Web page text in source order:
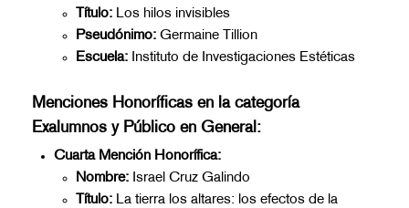
Título: Los hilos invisibles
Pseudónimo: Germaine Tillion
Escuela: Instituto de Investigaciones Estéticas
Menciones Honoríficas en la categoría
Exalumnos y Público en General:
Cuarta Mención Honorífica:
Nombre: Israel Cruz Galindo
Título: La tierra los altares: los efectos de la